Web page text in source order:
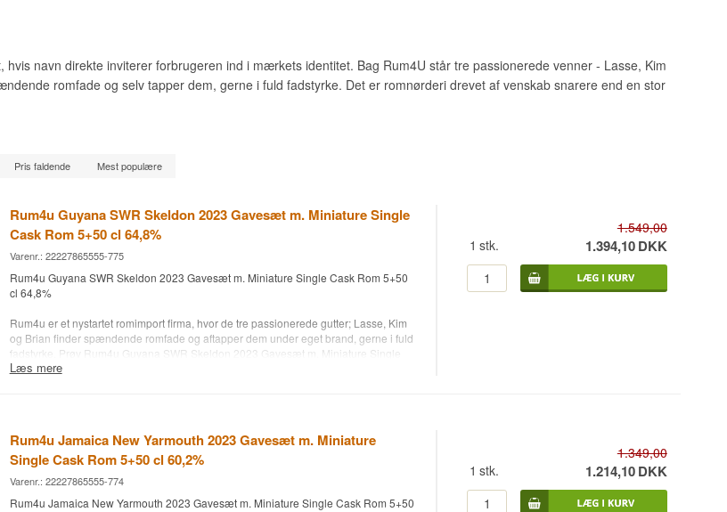
navn direkte inviterer forbrugeren ind i mærkets identitet. Bag Rum4U står tre passionerede venner - Lasse, Kim
romfade og selv tapper dem, gerne i fuld fadstyrke. Det er romnørderi drevet af venskab snarere end en stor
Pris faldende Mest populære
Rum4u Guyana SWR Skeldon 2023 Gavesæt m. Miniature Single
Cask Rom 5+50 cl 64,8%
Varenr.: 22227865555-775
Rum4u Guyana SWR Skeldon 2023 Gavesæt m. Miniature Single Cask Rom 5+50
cl 64,8%
Rum4u er et nystartet romimport firma, hvor de tre passionerede gutter; Lasse, Kim
og Brian finder spændende romfade og aftapper dem under eget brand, gerne i fuld
fadstyrke. Prøv Rum4u Guyana SWR Skeldon 2023 Gavesæt m. Miniature Single
Cask Rom 5+50 cl 64,8% fra Guyana, som har lagret i 21 måneder på et frisk virgin
Alder: NA
Type: Single Cask Rom
Alc. styrke: 65% 5 cl + 64,8 % 50 cl
Antal flasker: 70 stk.
Læs mere
1.549,00
1 stk. 1.394,10DKK
Rum4u Jamaica New Yarmouth 2023 Gavesæt m. Miniature
Single Cask Rom 5+50 cl 60,2%
Varenr.: 22227865555-774
Rum4u Jamaica New Yarmouth 2023 Gavesæt m. Miniature Single Cask Rom 5+50
1.349,00
1 stk. 1.214,10DKK